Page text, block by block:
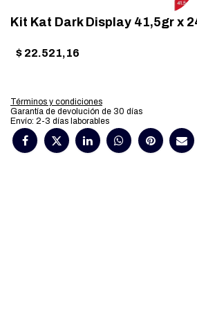
Kit Kat Dark Display 41,5gr x
$ 22.521,16
Términos y condiciones
Garantía de devolución de 30 días
Envío: 2-3 días laborables